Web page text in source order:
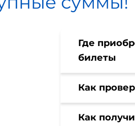
Где
билеты
Как
Как